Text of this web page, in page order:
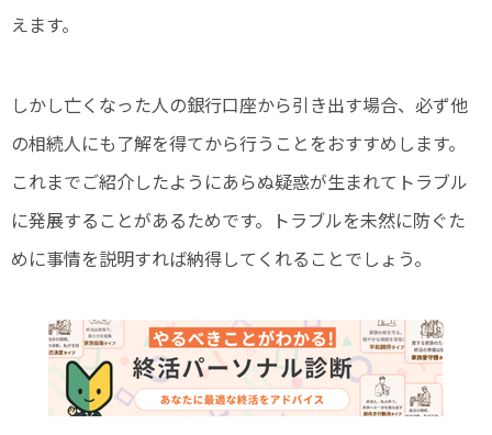
えます。
しかし亡くなった人の銀行口座から引き出す場合、必ず他
の相続人にも了解を得てから行うことをおすすめします。
これまでご紹介したようにあらぬ疑惑が生まれてトラブル
に発展することがあるためです。トラブルを未然に防ぐた
めに事情を説明すれば納得してくれることでしょう。